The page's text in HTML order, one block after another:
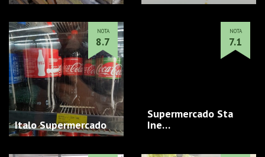
Italo Supermercado
NOTA
8.7
Supermercado Sta
Ine…
NOTA
7.1